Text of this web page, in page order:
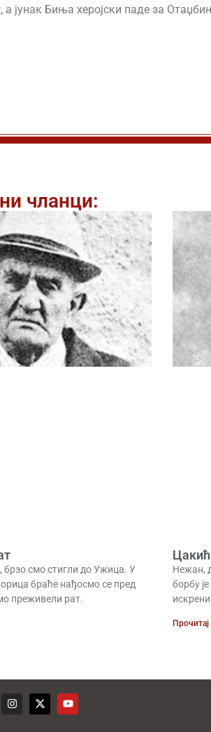
јунак Биња херојски паде за
чланци:
брзо смо стигли до Ужица. У
браће нађосмо се пред
преживели рат.
Нежан,
борбу